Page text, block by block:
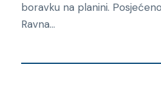
boravku na planini.
Ravna...